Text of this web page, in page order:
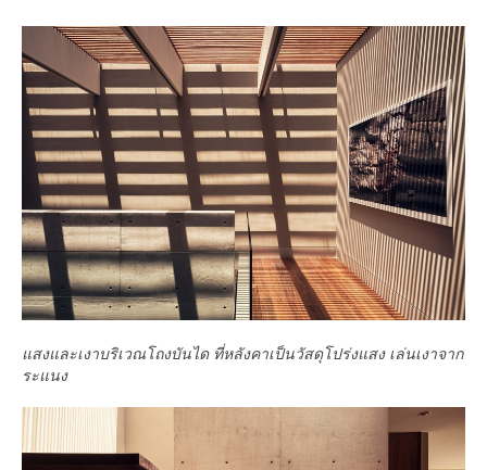
แสงและเงาบริเวณโถงบันได ที่หลังคาเป็นวัสดุโปร่งแสง เล่นเงาจาก
ระแนง